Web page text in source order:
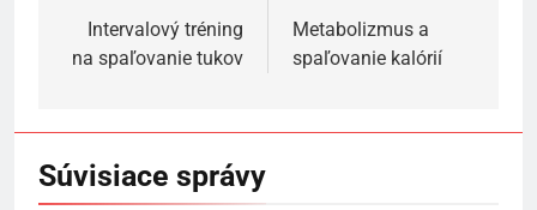
článku
Intervalový tréning
na spaľovanie tukov
Metabolizmus a
spaľovanie kalórií
Súvisiace správy